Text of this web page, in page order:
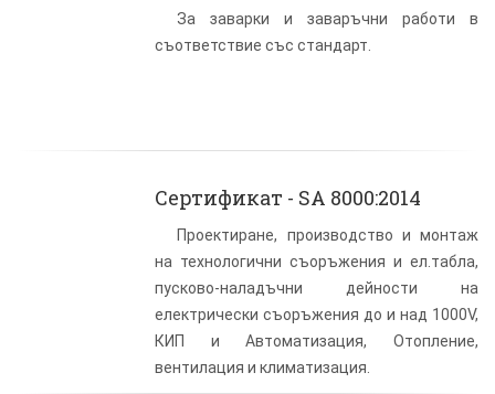
За заварки и заваръчни работи в
съответствие със стандарт.
Сертификат - SA 8000:2014
Проектиране, производство и монтаж
на технологични съоръжения и ел.табла,
пусково-наладъчни дейности на
електрически съоръжения до и над 1000V,
КИП и Автоматизация, Отопление,
вентилация и климатизация.